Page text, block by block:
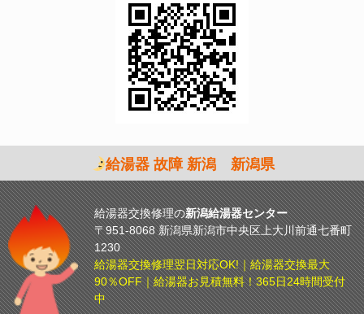
給湯器 故障 新潟 新潟県
給湯器交換修理の新潟給湯器センター
〒951-8068 新潟県新潟市中央区上大川前通七番町
1230
給湯器交換修理翌日対応OK!｜給湯器交換最大
90％OFF｜給湯器お見積無料！365日24時間受付
中